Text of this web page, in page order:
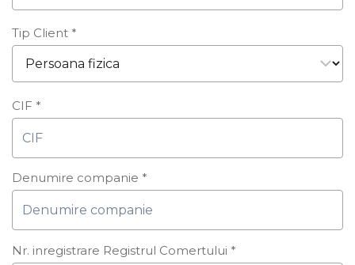
Tip Client *
CIF *
Denumire companie *
Nr. inregistrare Registrul Comertului *